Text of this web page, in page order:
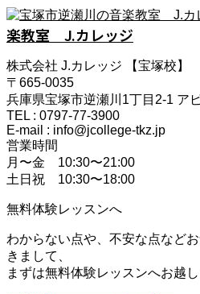
楽教室 J.カレッジ
株式会社 J.カレッジ 【宝塚校】
〒665-0035
兵庫県宝塚市逆瀬川1丁目2-1 ア
TEL : 0797-77-3900
E-mail : info@jcollege-tkz.jp
営業時間
月〜金 10:30〜21:00
土日祝 10:30〜18:00
無料体験レッスンへ
わからない点や、不安な点など
きまして、
まずは無料体験レッスンへお越